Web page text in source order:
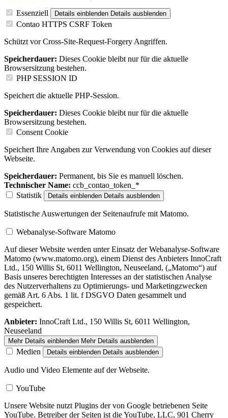
Essenziell Details einblenden Details ausblenden
Contao HTTPS CSRF Token
Schützt vor Cross-Site-Request-Forgery Angriffen.
Speicherdauer: Dieses Cookie bleibt nur für die aktuelle
Browsersitzung bestehen.
PHP SESSION ID
Speichert die aktuelle PHP-Session.
Speicherdauer: Dieses Cookie bleibt nur für die aktuelle
Browsersitzung bestehen.
Consent Cookie
Speichert Ihre Angaben zur Verwendung von Cookies auf dieser
Webseite.
Speicherdauer: Permanent, bis Sie es manuell löschen.
Technischer Name: ccb_contao_token_*
Statistik
Details einblenden Details ausblenden
Statistische Auswertungen der Seitenaufrufe mit Matomo.
Webanalyse-Software Matomo
Auf dieser Website werden unter Einsatz der Webanalyse-Software
Matomo (www.matomo.org), einem Dienst des Anbieters InnoCraft
Ltd., 150 Willis St, 6011 Wellington, Neuseeland, („Matomo“) auf
Basis unseres berechtigten Interesses an der statistischen Analyse
des Nutzerverhaltens zu Optimierungs- und Marketingzwecken
gemäß Art. 6 Abs. 1 lit. f DSGVO Daten gesammelt und
gespeichert.
Anbieter: InnoCraft Ltd., 150 Willis St, 6011 Wellington,
Neuseeland
Mehr Details einblenden Mehr Details ausblenden
Medien Details einblenden Details ausblenden
Audio und Video Elemente auf der Webseite.
YouTube
Unsere Website nutzt Plugins der von Google betriebenen Seite
YouTube. Betreiber der Seiten ist die YouTube, LLC, 901 Cherry